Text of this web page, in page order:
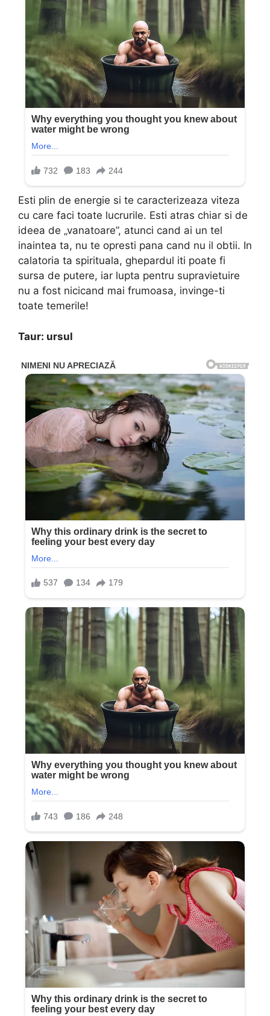
Esti plin de energie si te caracterizeaza viteza
cu care faci toate lucrurile. Esti atras chiar si de
ideea de „vanatoare”, atunci cand ai un tel
inaintea ta, nu te opresti pana cand nu il obtii. In
calatoria ta spirituala, ghepardul iti poate fi
sursa de putere, iar lupta pentru supravietuire
nu a fost nicicand mai frumoasa, invinge-ti
toate temerile!
Taur: ursul